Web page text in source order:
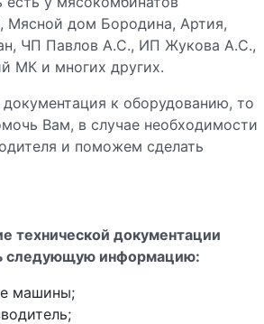
Мясной дом Бородина, Артия,
ЧП Павлов А.С., ИП Жукова А.С.,
МК и многих других.
к оборудованию, то
Вам, в случае необходимости
и поможем сделать
технической документации
следующую информацию:
машины;